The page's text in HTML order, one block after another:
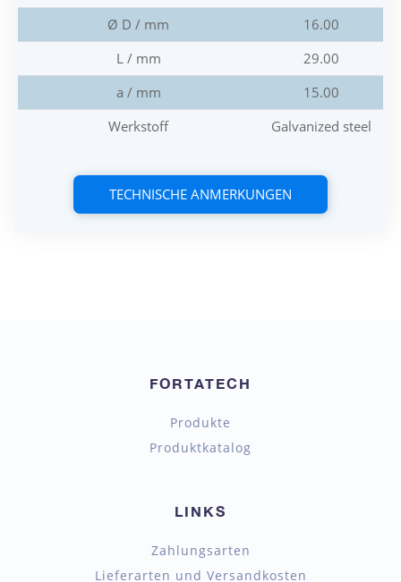
Ø D / mm
16.00
L / mm
29.00
a / mm
15.00
Werkstoff
Galvanized steel
TECHNISCHE ANMERKUNGEN
FORTATECH
Produkte
Produktkatalog
LINKS
Zahlungsarten
Lieferarten und Versandkosten